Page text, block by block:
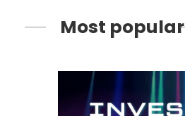
Most popular